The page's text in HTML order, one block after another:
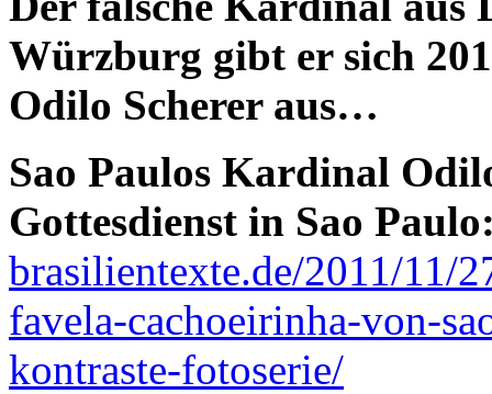
Würzburg gibt er sich
Odilo Scherer aus…
Sao Paulos Kardinal
Gottesdienst in Sao
brasilientexte.de/2011/11/
favela-cachoeirinha-von-
kontraste-fotoserie/